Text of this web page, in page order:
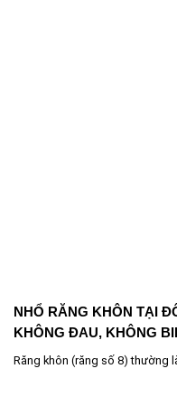
NHỔ RĂNG KHÔN TẠI
KHÔNG ĐAU, KHÔNG
Răng khôn (răng số 8) thường